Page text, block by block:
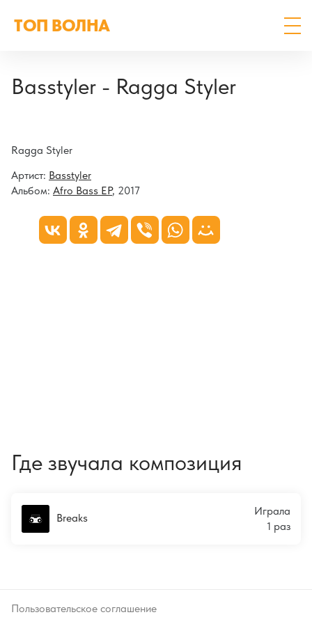
ТОП ВОЛНА
Basstyler - Ragga Styler
Ragga Styler
Артист: Basstyler
Альбом: Afro Bass EP, 2017
Где звучала композиция
Breaks
Играла
1 раз
Пользовательское соглашение